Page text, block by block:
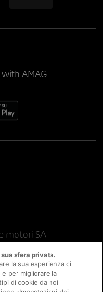
AMAG
motori SA
giuridiche
sfera privata.
la sua esperienza di
per migliorare la
di cookie da noi